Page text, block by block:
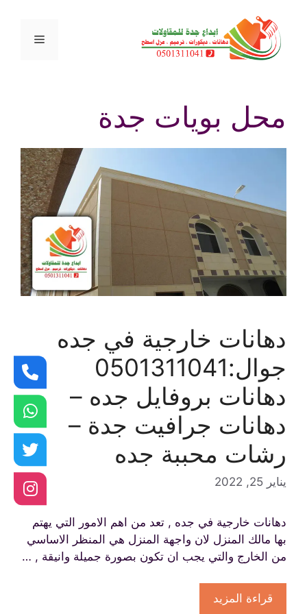
المحتوى
القائمة
محل بويات جدة
دهانات خارجية في جده
جوال:0501311041
دهانات بروفايل جده –
دهانات جرافيت جدة –
رشات محببة جده
يناير 25, 2022
دهانات خارجية في جده , تعد من اهم الامور التي يهتم
بها مالك المنزل لان واجهة المنزل هي المنظر الاساسي
من الخارج والتي يجب ان تكون بصورة جميلة وانيقة , …
قراءة المزيد